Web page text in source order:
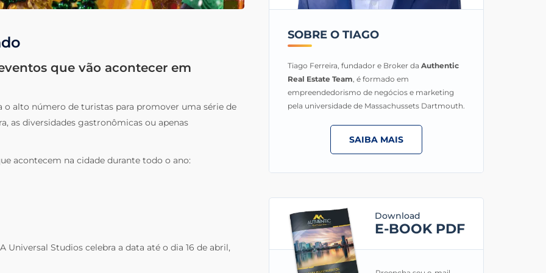
que vão acontecer em
alto número de turistas para promover uma série de
as diversidades gastronômicas ou apenas
acontecem na cidade durante todo o ano:
Studios celebra a data até o dia 16 de abril,
SOBRE O TIAGO
Tiago Ferreira, fundador e Broker da Authentic
Real Estate Team , é formado em
empreendedorismo de negócios e marketing
pela universidade de Massachussets Dartmouth.
SAIBA MAIS
Download
E-BOOK PDF